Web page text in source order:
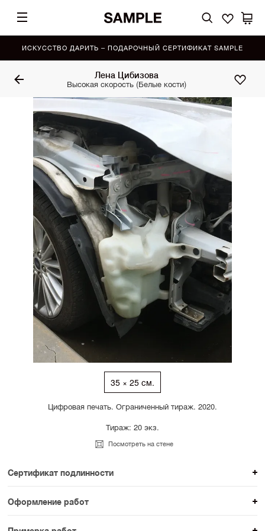
ИСКУССТВО ДАРИТЬ – ПОДАРОЧНЫЙ СЕРТИФИКАТ SAMPLE
Лена Цибизова
Высокая скорость (Белые кости)
35 × 25 см.
Цифровая печать. Ограниченный тираж. 2020.
Тираж: 20 экз.
Посмотреть на стене
Сертификат подлинности
К каждому авторскому произведению мы
прикладываем сертификат подлинности. Для товаров
раздела SAMPLE СЕРИЯ сертификаты не
Оформление работ
При покупке произведения вы можете выбрать и